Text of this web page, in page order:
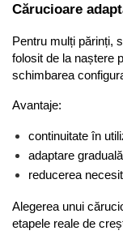
Cărucioare
Pentru mulți părinți,
folosit de la naștere
schimbarea
Avantaje:
continuitate în
adaptare
reducerea
Alegerea unui
etapele reale de